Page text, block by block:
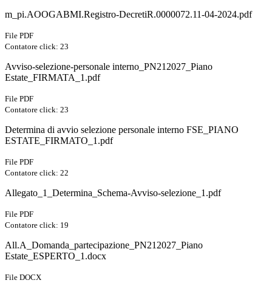
m_pi.AOOGABMI.Registro-DecretiR.0000072.11-04-2024.pdf
File PDF
Contatore click: 23
Avviso-selezione-personale interno_PN212027_Piano
Estate_FIRMATA_1.pdf
File PDF
Contatore click: 23
Determina di avvio selezione personale interno FSE_PIANO
ESTATE_FIRMATO_1.pdf
File PDF
Contatore click: 22
Allegato_1_Determina_Schema-Avviso-selezione_1.pdf
File PDF
Contatore click: 19
All.A_Domanda_partecipazione_PN212027_Piano
Estate_ESPERTO_1.docx
File DOCX